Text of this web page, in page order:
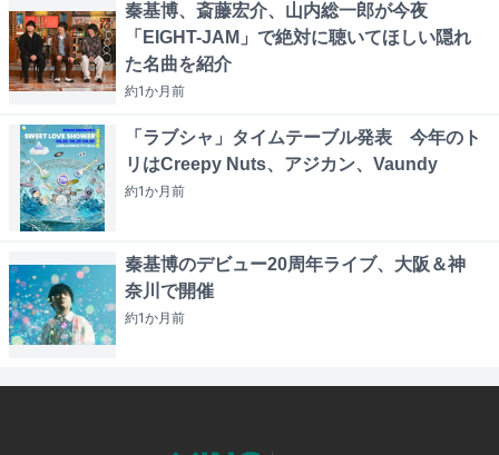
秦基博、斎藤宏介、山内総一郎が今夜
「EIGHT-JAM」で絶対に聴いてほしい隠れ
た名曲を紹介
約1か月前
「ラブシャ」タイムテーブル発表 今年のト
リはCreepy Nuts、アジカン、Vaundy
約1か月前
秦基博のデビュー20周年ライブ、大阪＆神
奈川で開催
約1か月前